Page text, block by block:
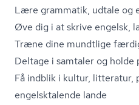
Lære grammatik, udtale og
Øve dig i at skrive engelsk,
Træne dine mundtlige
Deltage i samtaler og
Få indblik i kultur, litteratur,
engelsktalende lande